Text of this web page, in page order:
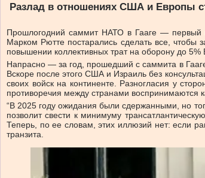
Разлад в отношениях США и Европы
Прошлогодний саммит НАТО в Гааге — первый
Марком Рютте постарались сделать все,
повышении коллективных трат на оборону до
Напрасно — за год, прошедший с саммита в
Вскоре после этого США и Израиль без
своих войск на континенте. Разногласия у
противоречия между странами воспринимаются
“В 2025 году ожидания были сдержанными, но
позволит свести к минимуму
Теперь, по ее словам, этих иллюзий нет: если
транзита.